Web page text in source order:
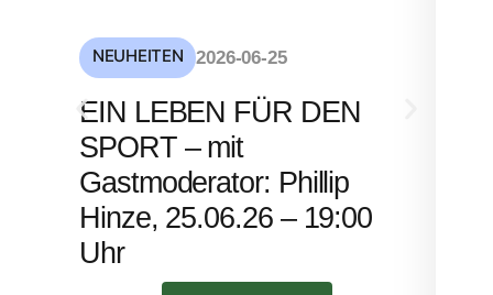
NEUHEITEN 2026-06-25
EIN LEBEN FÜR DEN
SPORT – mit
Gastmoderator: Phillip
Hinze, 25.06.26 – 19:00
Uhr